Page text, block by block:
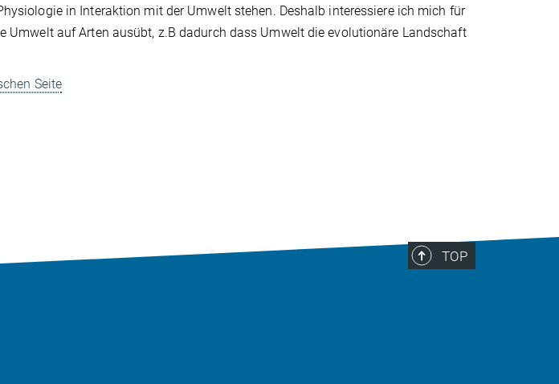
in Interaktion mit der Umwelt stehen. Deshalb interessiere ich mich für
Umwelt auf Arten ausübt, z.B dadurch dass Umwelt die evolutionäre Landschaft
Seite
TOP